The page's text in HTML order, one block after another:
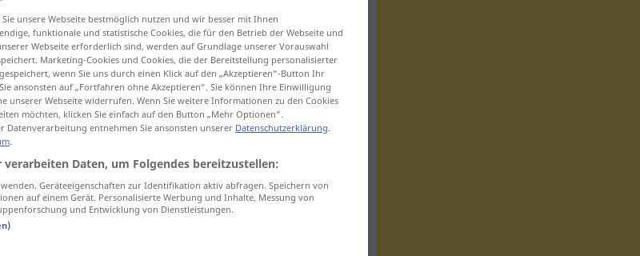
unsere Webseite bestmöglich nutzen und wir besser mit Ihnen
funktionale und statistische Cookies, die für den Betrieb der Webseite und
Webseite erforderlich sind, werden auf Grundlage unserer Vorauswahl
Marketing-Cookies und Cookies, die der Bereitstellung personalisierter
wenn Sie uns durch einen Klick auf den „Akzeptieren“-Button Ihr
ansonsten auf „Fortfahren ohne Akzeptieren“. Sie können Ihre Einwilligung
unserer Webseite widerrufen. Wenn Sie weitere Informationen zu den Cookies
möchten, klicken Sie einfach auf den Button „Mehr Optionen“.
Datenverarbeitung entnehmen Sie ansonsten unserer Datenschutzerklärung.
.
Daten, um Folgendes bereitzustellen:
Geräteeigenschaften zur Identifikation aktiv abfragen. Speichern von
auf einem Gerät. Personalisierte Werbung und Inhalte, Messung von
und Entwicklung von Dienstleistungen.